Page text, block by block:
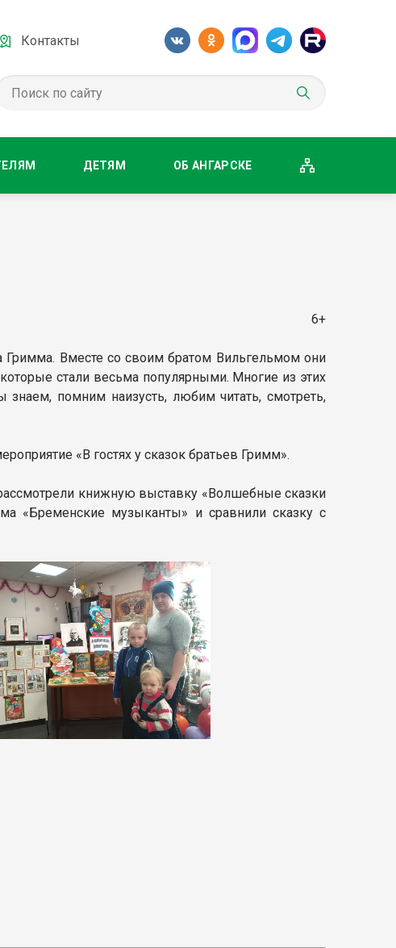
Контакты
ДЕТЯМ ОБ АНГАРСКЕ
6+
Гримма. Вместе со своим братом Вильгельмом они
стали весьма популярными. Многие из этих
помним наизусть, любим читать, смотреть,
«В гостях у сказок братьев Гримм».
книжную выставку «Волшебные сказки
«Бременские музыканты» и сравнили сказку с